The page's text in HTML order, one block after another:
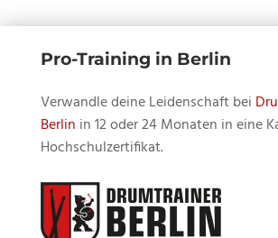
Pro-Training in Berlin
Verwandle deine Leidenschaft bei
Berlin in 12 oder 24 Monaten in eine
Hochschulzertifikat.